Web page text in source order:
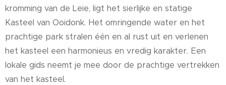
kromming van de Leie, ligt het sierlijke en statige
Kasteel van Ooidonk. Het omringende water en het
prachtige park stralen één en al rust uit en verlenen
het kasteel een harmonieus en vredig karakter. Een
lokale gids neemt je mee door de prachtige vertrekken
van het kasteel.